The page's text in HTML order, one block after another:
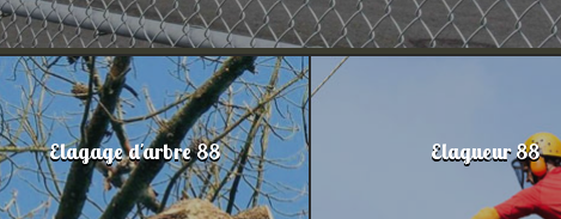
Elagage d'arbre 88 Elagueur 88